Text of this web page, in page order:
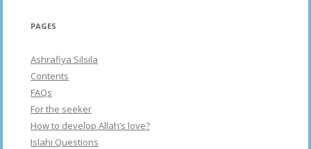
PAGES
Ashrafiya Silsila
Contents
FAQs
For the seeker
How to develop Allah’s love?
Islahi Questions